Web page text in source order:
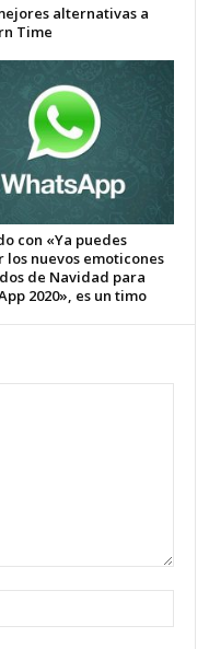
alternativas a
Time
con «Ya puedes
los nuevos emoticones
de Navidad para
2020», es un timo